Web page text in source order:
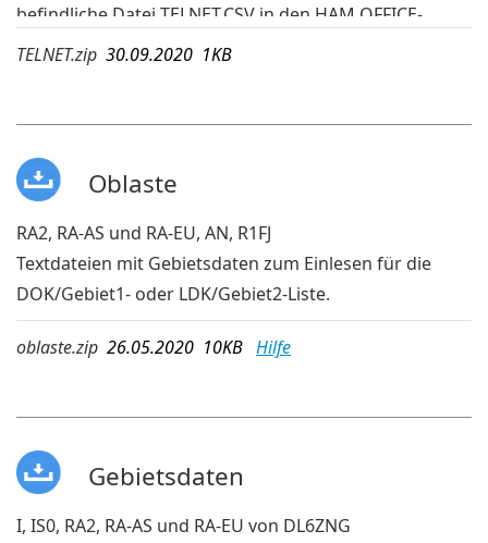
befindliche Datei TELNET.CSV in den HAM OFFICE-
Ordner c:\benutzer\...\doumente\ham office me\ham
TELNET.zip 30.09.2020 1KB
Oblaste
RA2, RA-AS und RA-EU, AN, R1FJ
Textdateien mit Gebietsdaten zum Einlesen für die
DOK/Gebiet1- oder LDK/Gebiet2-Liste.
oblaste.zip 26.05.2020 10KB Hilfe
Gebietsdaten
I, IS0, RA2, RA-AS und RA-EU von DL6ZNG